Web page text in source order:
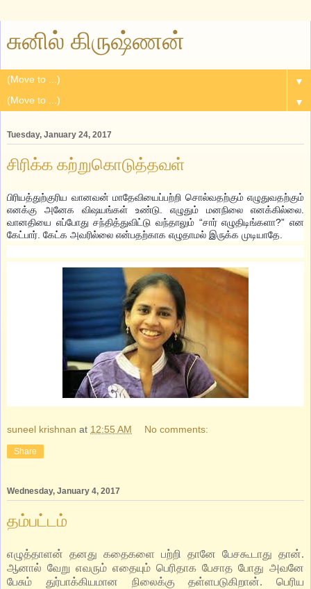
சுனில் கிருஷ்ணன்
▼
▼
Tuesday, January 24, 2017
சிரிக்க கற்றுகொடுத்தவள்
பிரியத்துற்குரிய வானவன் மாதேவியைப்பற்றி சொல்வதற்கும் எழுதுவதற்கும்
எனக்கு அனேக விஷயங்கள் உண்டு. எழுதும் மனநிலை எனக்கில்லை.
வானதியை எப்போது சந்தித்துவிட்டு வந்தாலும் “சார் எழுதிடிங்களா?” என
கேட்பார். கேட்க அவரில்லை என்பதற்காக எழுதாமல் இருக்க முடியாதே.
suneel krishnan at 12:55 AM No comments:
Share
Wednesday, January 4, 2017
தம்பட்டம்
எழுத்தாளன் தனது கதைகளை பற்றி தானே பேசகூடாது தான்.
ஆனால் வேறு எவரும் எதையும் பெரிதாக பேசாத போது அவனே
பேசும் துர்பாக்கியமான நிலைக்கு தள்ளபடுகிறான். பெரிய